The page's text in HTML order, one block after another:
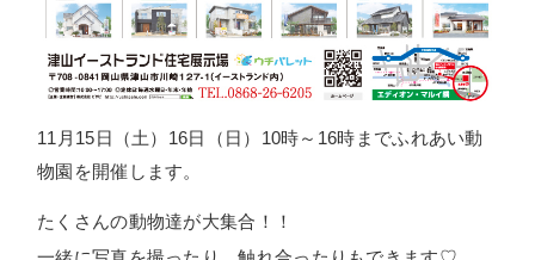
11月15日（土）16日（日）10時～16時までふれあい動
物園を開催します。
たくさんの動物達が大集合！！